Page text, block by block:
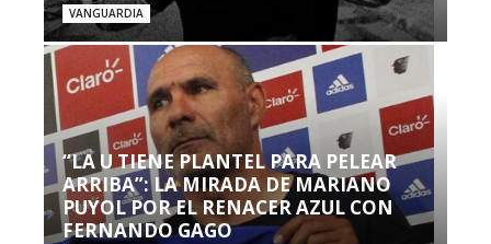
VANGUARDIA
“LA U TIENE PLANTEL PARA PELEAR
ARRIBA”: LA MIRADA DE MARIANO
PUYOL POR EL RENACER AZUL CON
FERNANDO GAGO